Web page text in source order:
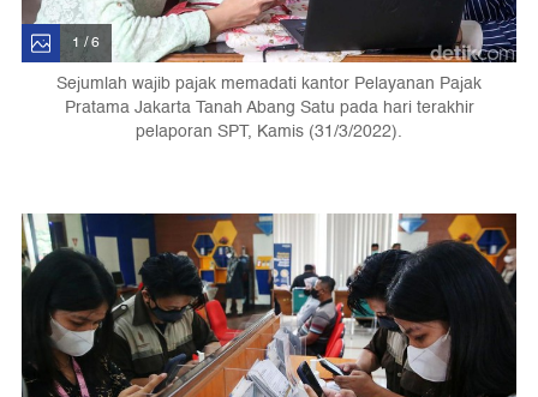
1 / 6
Sejumlah wajib pajak memadati kantor Pelayanan Pajak
Pratama Jakarta Tanah Abang Satu pada hari terakhir
pelaporan SPT, Kamis (31/3/2022).